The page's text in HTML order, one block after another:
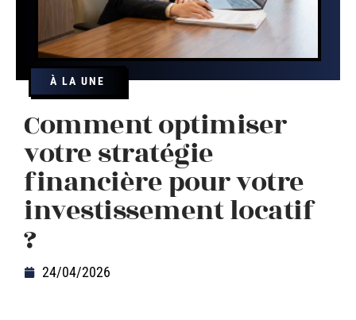
À LA UNE
Comment optimiser
votre stratégie
financière pour votre
investissement locatif
?
24/04/2026